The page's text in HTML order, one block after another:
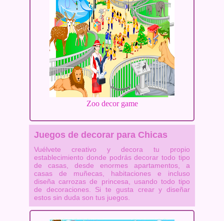
Zoo decor game
Juegos de decorar para Chicas
Vuélvete creativo y decora tu propio
establecimiento donde podrás decorar todo tipo
de casas, desde enormes apartamentos, a
casas de muñecas, habitaciones e incluso
diseña carrozas de princesa, usando todo tipo
de decoraciones. Si te gusta crear y diseñar
estos sin duda son tus juegos.